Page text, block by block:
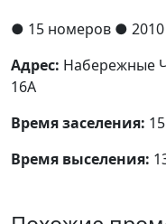
● 15 номеров ● 2010
Адрес: Набережные
16А
Время заселения: 15
Время выселения: